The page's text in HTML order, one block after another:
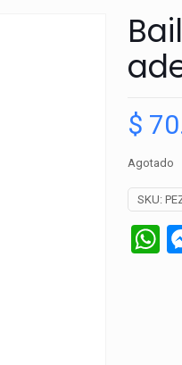
$
Agotado
SKU: